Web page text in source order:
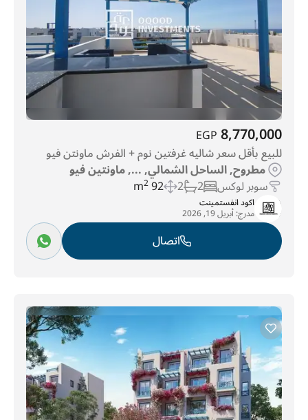
8,770,000
EGP
للبيع بأقل سعر شاليه غرفتين نوم + الفرش ماونتن فيو
مطروح, الساحل الشمالي, ..., ماونتين فيو
سوبر لوكس 2
2
92 m
2
اكود انفستمينت
مدرج:أبريل 19, 2026
اتصال